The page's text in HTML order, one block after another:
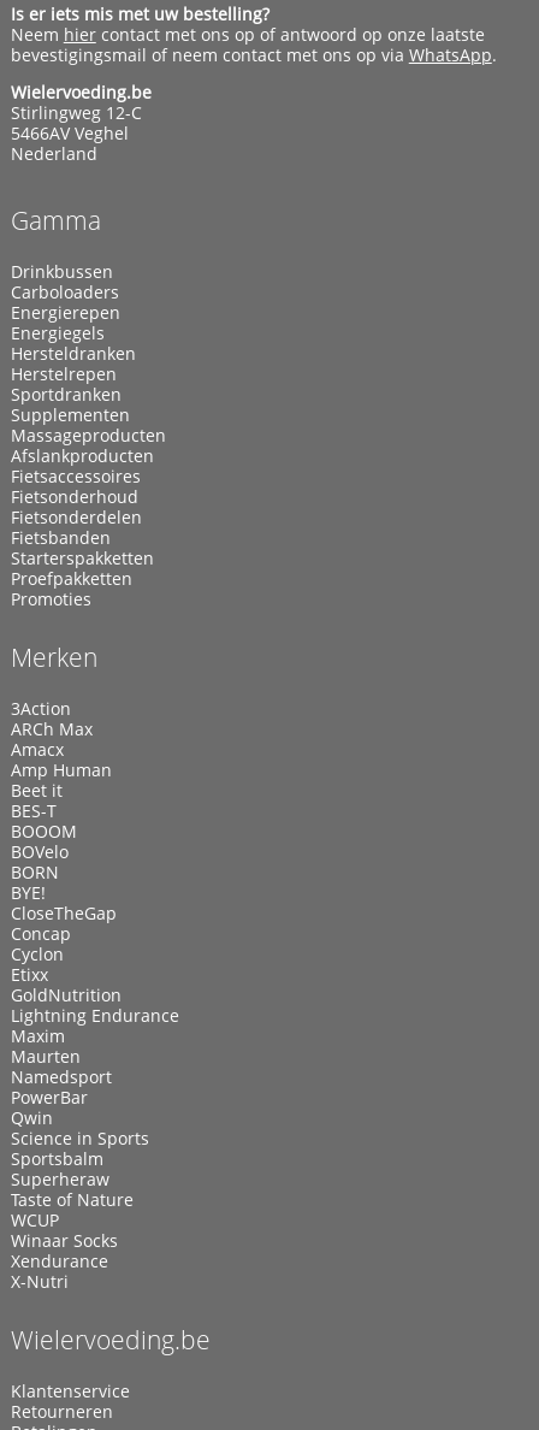
Is er iets mis met uw bestelling?
Neem hiercontact met ons op of antwoord op onze laatste
bevestigingsmail of neem contact met ons op via WhatsApp.
Wielervoeding.be
Stirlingweg 12-C
5466AV Veghel
Nederland
Gamma
Drinkbussen
Carboloaders
Energierepen
Energiegels
Hersteldranken
Herstelrepen
Sportdranken
Supplementen
Massageproducten
Afslankproducten
Fietsaccessoires
Fietsonderhoud
Fietsonderdelen
Fietsbanden
Starterspakketten
Proefpakketten
Promoties
Merken
3Action
ARCh Max
Amacx
Amp Human
Beet it
BES-T
BOOOM
BOVelo
BORN
BYE!
CloseTheGap
Concap
Cyclon
Etixx
GoldNutrition
Lightning Endurance
Maxim
Maurten
Namedsport
PowerBar
Qwin
Science in Sports
Sportsbalm
Superheraw
Taste of Nature
WCUP
Winaar Socks
Xendurance
X-Nutri
Wielervoeding.be
Klantenservice
Retourneren